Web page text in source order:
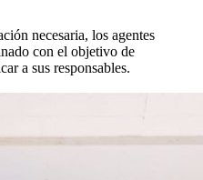
necesaria, los agentes
con el objetivo de
a sus responsables.